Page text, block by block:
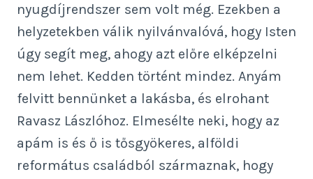
nyugdíjrendszer sem volt még. Ezekben a
helyzetekben válik nyilvánvalóvá, hogy Isten
úgy segít meg, ahogy azt előre elképzelni
nem lehet. Kedden történt mindez. Anyám
felvitt bennünket a lakásba, és elrohant
Ravasz Lászlóhoz. Elmesélte neki, hogy az
apám is és ő is tősgyökeres, alföldi
református családból származnak, hogy